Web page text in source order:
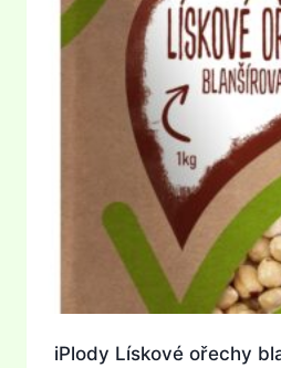
iPlody Lískové ořechy